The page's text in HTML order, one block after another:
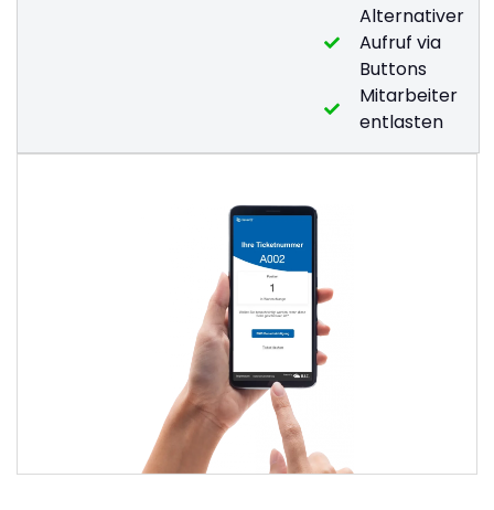
Alternativer
Aufruf via
Buttons
Mitarbeiter
entlasten